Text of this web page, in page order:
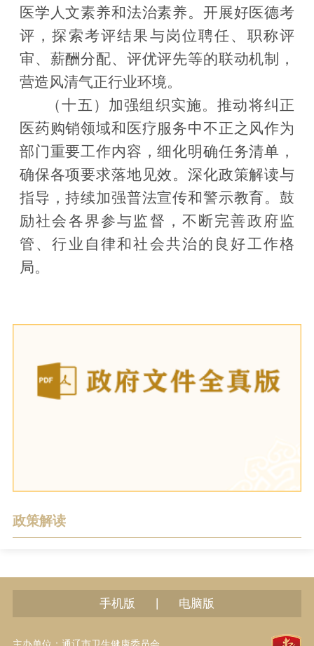
医学人文素养和法治素养。开展好医德考
评，探索考评结果与岗位聘任、职称评
审、薪酬分配、评优评先等的联动机制，
营造风清气正行业环境。
（十五）加强组织实施。推动将纠正
医药购销领域和医疗服务中不正之风作为
部门重要工作内容，细化明确任务清单，
确保各项要求落地见效。深化政策解读与
指导，持续加强普法宣传和警示教育。鼓
励社会各界参与监督，不断完善政府监
管、行业自律和社会共治的良好工作格
局。
政策解读
手机版 电脑版